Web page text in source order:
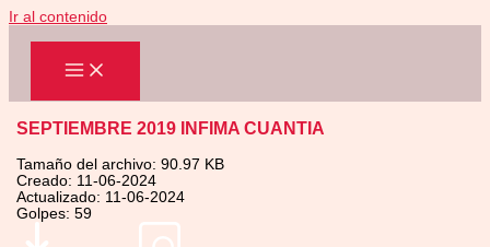
Ir al contenido
SEPTIEMBRE 2019 INFIMA CUANTIA
Tamaño del archivo: 90.97 KB
Creado: 11-06-2024
Actualizado: 11-06-2024
Golpes: 59